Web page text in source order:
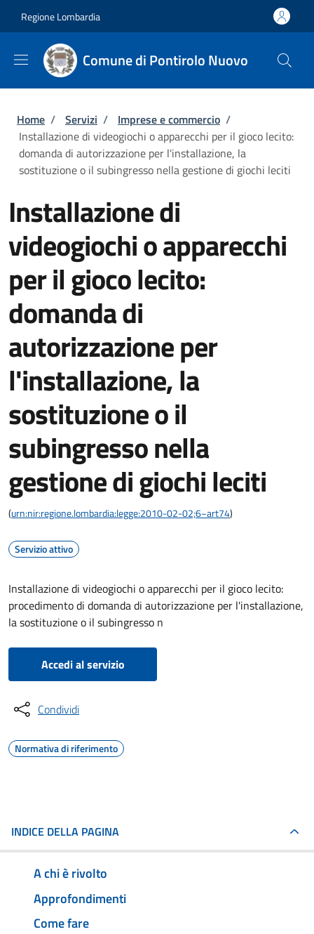
Regione Lombardia
Comune di Pontirolo Nuovo
Briciole di pane
Home / Servizi / Imprese e commercio /
Installazione di videogiochi o apparecchi per il gioco lecito:
domanda di autorizzazione per l'installazione, la
sostituzione o il subingresso nella gestione di giochi leciti
Installazione di
videogiochi o apparecchi
per il gioco lecito:
domanda di
autorizzazione per
l'installazione, la
sostituzione o il
subingresso nella
gestione di giochi leciti
(urn:nir:regione.lombardia:legge:2010-02-02;6~art74)
Servizio attivo
Installazione di videogiochi o apparecchi per il gioco lecito:
procedimento di domanda di autorizzazione per l'installazione,
la sostituzione o il subingresso n
Accedi al servizio
Condividi
Normativa di riferimento
INDICE DELLA PAGINA
A chi è rivolto
Approfondimenti
Come fare